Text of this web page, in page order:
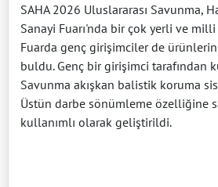
SAHA 2026 Uluslararası Savunma,
Sanayi Fuarı'nda bir çok yerli ve
Fuarda genç girişimciler de
buldu. Genç bir girişimci tarafından
Savunma akışkan balistik koruma
Üstün darbe sönümleme özelliğine
kullanımlı olarak geliştirildi.